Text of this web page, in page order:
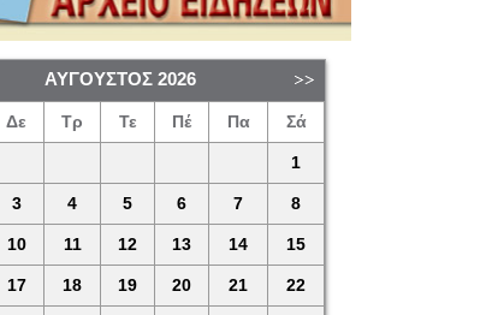
ΑΎΓΟΥΣΤΟΣ 2026
Δε Τρ Τε Πέ Πα Σά
1
3 4 5 6 7 8
10 11 12 13 14 15
17 18 19 20 21 22